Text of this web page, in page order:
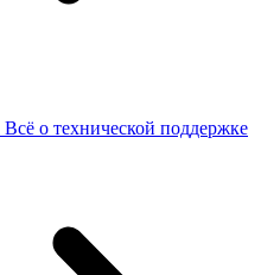
Всё о технической поддержке